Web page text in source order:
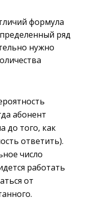
формула
ряд
нужно
абонент
до того, как
ответить).
число
работать
от